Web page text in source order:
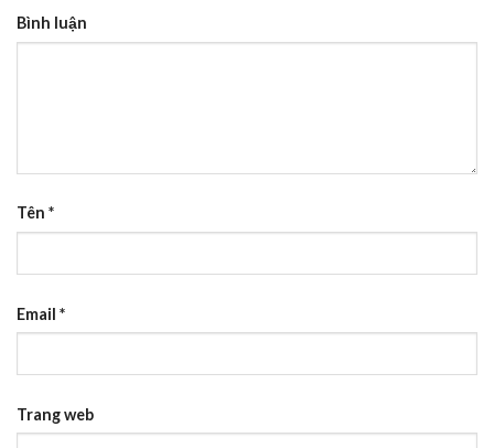
Bình luận
Tên *
Email *
Trang web